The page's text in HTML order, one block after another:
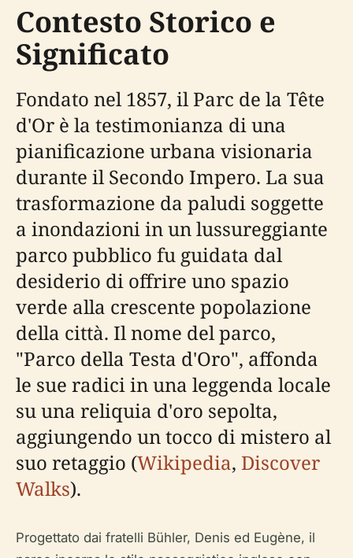
Contesto Storico e
Significato
Fondato nel 1857, il Parc de la Tête
d'Or è la testimonianza di una
pianificazione urbana visionaria
durante il Secondo Impero. La sua
trasformazione da paludi soggette
a inondazioni in un lussureggiante
parco pubblico fu guidata dal
desiderio di offrire uno spazio
verde alla crescente popolazione
della città. Il nome del parco,
"Parco della Testa d'Oro", affonda
le sue radici in una leggenda locale
su una reliquia d'oro sepolta,
aggiungendo un tocco di mistero al
suo retaggio (Wikipedia, Discover
Walks).
Progettato dai fratelli Bühler, Denis ed Eugène, il